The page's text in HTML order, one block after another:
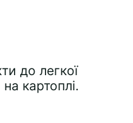
до легкої
картоплі.